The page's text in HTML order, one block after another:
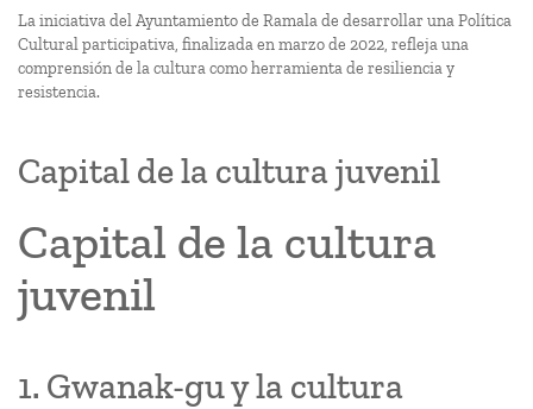
La iniciativa del Ayuntamiento de Ramala de desarrollar una Política
Cultural participativa, finalizada en marzo de 2022, refleja una
comprensión de la cultura como herramienta de resiliencia y
resistencia.
Capital de la cultura juvenil
Capital de la cultura
juvenil
1. Gwanak-gu y la cultura